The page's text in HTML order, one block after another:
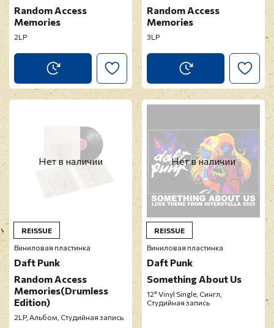
Random Access
Memories
2LP
Random Access
Memories
3LP
Нет в наличии
REISSUE
Виниловая пластинка
Daft Punk
Random Access
Memories(Drumless
Edition)
2LP, Альбом, Студийная запись
Нет в наличии
REISSUE
Виниловая пластинка
Daft Punk
Something About Us
12" Vinyl Single, Сингл,
Студийная запись